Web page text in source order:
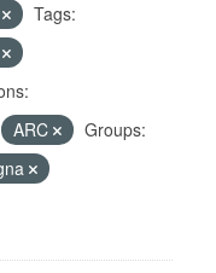
Tags:
ARC
Groups: